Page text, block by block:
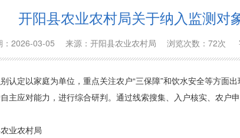
开阳县农业农村局关于纳入监测对
：2026-03-05 来源：开阳县农业农村局 浏览次数：72次
认定以家庭为单位，重点关注农户“三保障”和饮水安全等方面
主应对能力，进行综合研判。通过线索搜集、入户核实、农
业农村局